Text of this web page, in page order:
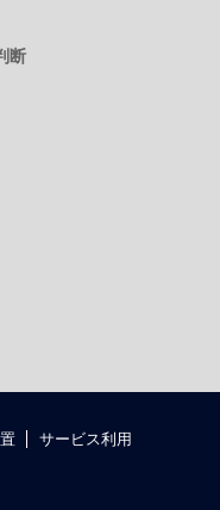
断
サービス利用